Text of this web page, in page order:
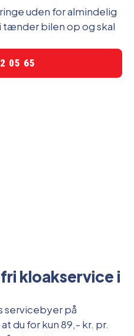
uden for almindelig
bilen op og skal
05 65
kloakservice i
servicebyer på
du for kun 89,- kr. pr.